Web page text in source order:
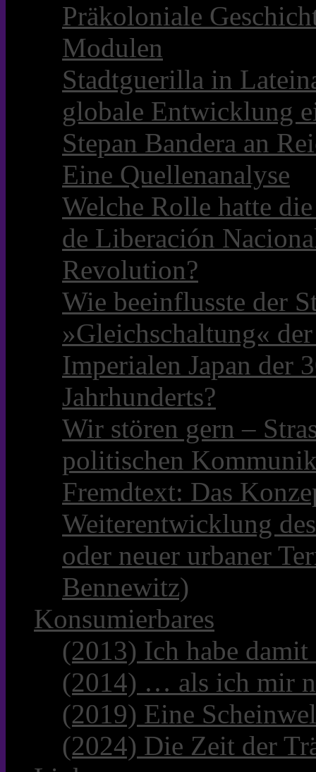
Präkoloniale
Modulen
Stadtguerilla in
globale Entwicklung
Stepan Bandera an
Eine Quellenanalyse
Welche Rolle hatte
de Liberación
Revolution?
Wie beeinflusste der
»Gleichschaltung«
Imperialen Japan der
Jahrhunderts?
Wir stören gern –
politischen
Fremdtext: Das
Weiterentwicklung
oder neuer urbaner
Bennewitz)
Konsumierbares
(2013) Ich habe
(2014) … als ich mir
(2019) Eine
(2024) Die Zeit der